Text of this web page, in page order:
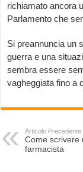
richiamato ancora
Parlamento che
Si preannuncia un
guerra e una
sembra essere
vagheggiata fino a
Articolo Precedente
Come scrivere
farmacista